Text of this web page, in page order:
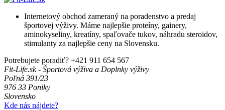
Internetový obchod zameraný na poradenstvo a predaj
športovej výživy. Máme najlepšie proteíny, gainery,
aminokyseliny, kreatíny, spaľovače tukov, náhradu steroidov,
stimulanty za najlepšie ceny na Slovensku.
Potrebujete poradiť? +421 911 654 567
Fit-Life.sk - Športová výživa a Doplnky výživy
Poľná 391/23
976 33 Poniky
Slovensko
Kde nás nájdete?